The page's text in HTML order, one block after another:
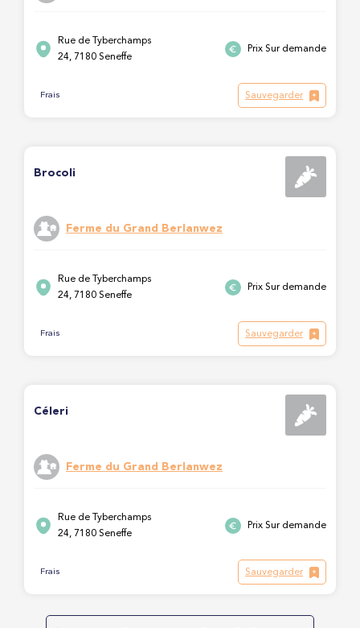
Rue de Tyberchamps
24, 7180 Seneffe
Prix Sur demande
Frais Sauvegarder
Brocoli
Ferme du Grand Berlanwez
Rue de Tyberchamps
24, 7180 Seneffe
Prix Sur demande
Frais Sauvegarder
Céleri
Ferme du Grand Berlanwez
Rue de Tyberchamps
24, 7180 Seneffe
Prix Sur demande
Frais Sauvegarder